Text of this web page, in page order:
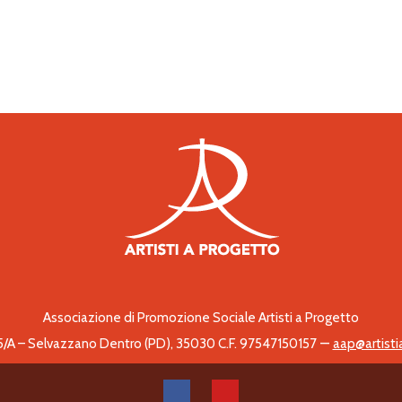
Associazione di Promozione Sociale Artisti a Progetto
A – Selvazzano Dentro (PD), 35030 C.F. 97547150157–